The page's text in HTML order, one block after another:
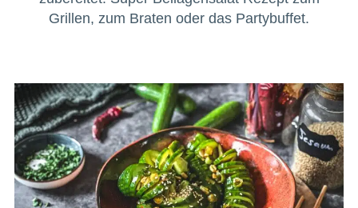
Grillen, zum Braten oder das Partybuffet.